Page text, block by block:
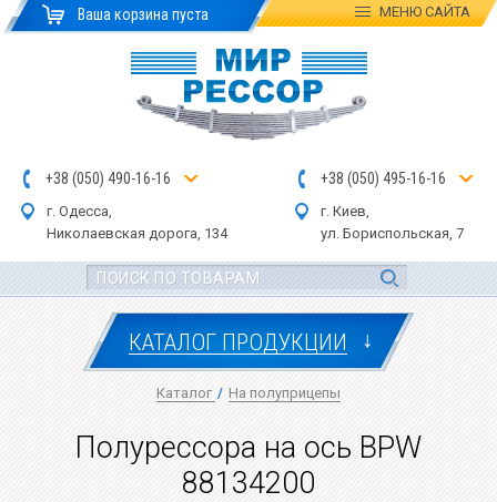
Ваша корзина пуста МЕНЮСАЙТА
+38 (050) 490-16-16
г. Одесса,
Николаевская дорога, 134
+38 (050) 495-16-16
г. Киев,
ул. Бориспольская, 7
КАТАЛОГ ПРОДУКЦИИ ↓
Каталог / На полуприцепы
Полурессора на ось BPW
88134200